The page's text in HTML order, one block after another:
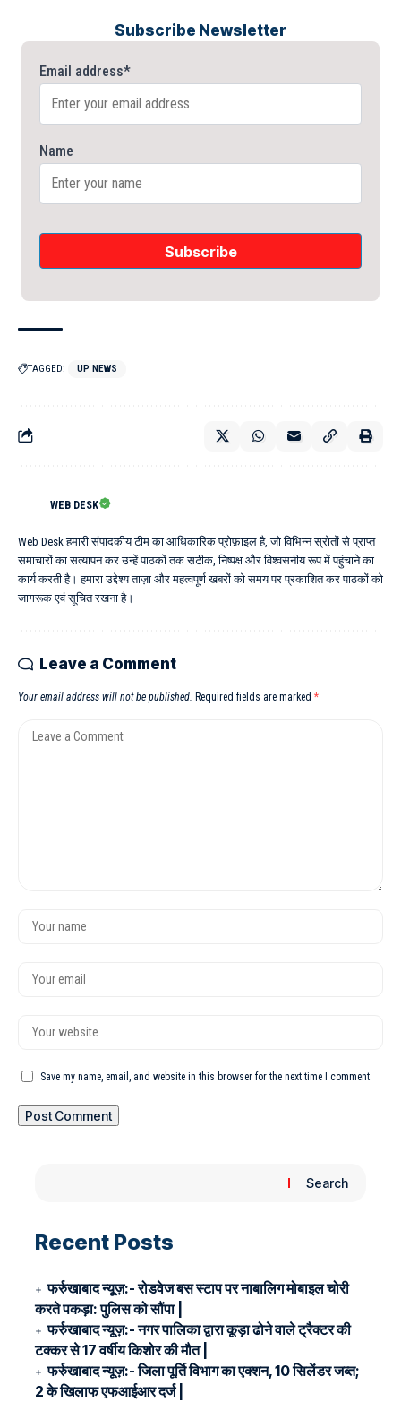
Subscribe Newsletter
Email address*
Name
TAGGED: UP NEWS
WEB DESK
Web Desk हमारी संपादकीय टीम का आधिकारिक प्रोफ़ाइल है, जो विभिन्न स्रोतों से प्राप्त
समाचारों का सत्यापन कर उन्हें पाठकों तक सटीक, निष्पक्ष और विश्वसनीय रूप में पहुंचाने का
कार्य करती है। हमारा उद्देश्य ताज़ा और महत्वपूर्ण खबरों को समय पर प्रकाशित कर पाठकों को
जागरूक एवं सूचित रखना है।
Leave a Comment
Your email address will not be published. Required fields are marked *
Save my name, email, and website in this browser for the next time I comment.
Search
Recent Posts
फर्रुखाबाद न्यूज़:- रोडवेज बस स्टाप पर नाबालिग मोबाइल चोरी
करते पकड़ा: पुलिस को सौंपा |
फर्रुखाबाद न्यूज़:- नगर पालिका द्वारा कूड़ा ढोने वाले ट्रैक्टर की
टक्कर से 17 वर्षीय किशोर की मौत |
फर्रुखाबाद न्यूज़:- जिला पूर्ति विभाग का एक्शन, 10 सिलेंडर जब्त;
2 के खिलाफ एफआईआर दर्ज |